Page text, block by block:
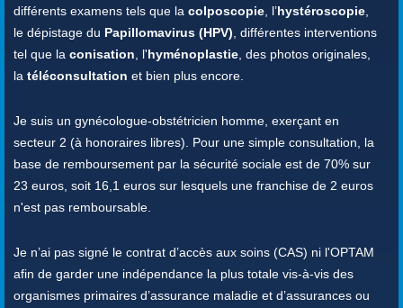
différents examens tels que la colposcopie , l’hystéroscopie
le dépistage du Papillomavirus (HPV) , différentes interventions
tel que la conisation , l'hyménoplastie , des photos originales,
la téléconsultation et bien plus encore.
Je suis un gynécologue-obstétricien homme, exerçant en
secteur 2 (à honoraires libres). Pour une simple consultation, la
base de remboursement par la sécurité sociale est de 70% sur
23 euros, soit 16,1 euros sur lesquels une franchise de 2 euros
n'est pas remboursable.
Je n’ai pas signé le contrat d’accès aux soins (CAS) ni l'OPTAM
afin de garder une indépendance la plus totale vis-à-vis des
organismes primaires d’assurance maladie et d’assurances ou